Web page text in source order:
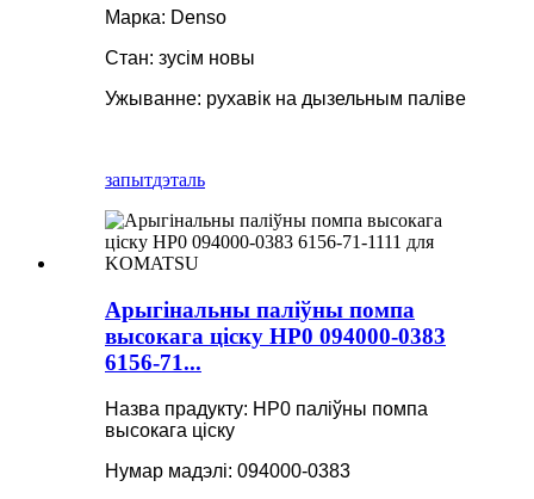
Марка: Denso
Стан: зусім новы
Ужыванне: рухавік на дызельным паліве
запытдэталь
Арыгінальны паліўны помпа
высокага ціску HP0 094000-0383
6156-71...
Назва прадукту: HP0 паліўны помпа
высокага ціску
Нумар мадэлі: 094000-0383